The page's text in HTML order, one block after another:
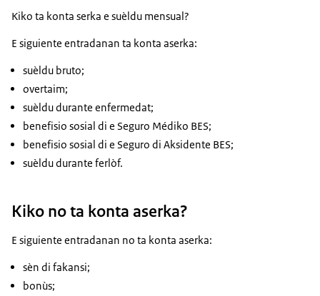
Kiko ta konta serka e suèldu mensual?
E siguiente entradanan ta konta aserka:
suèldu bruto;
overtaim;
suèldu durante enfermedat;
benefisio sosial di e Seguro Médiko BES;
benefisio sosial di e Seguro di Aksidente BES;
suèldu durante ferlòf.
Kiko no ta konta aserka?
E siguiente entradanan no ta konta aserka:
sèn di fakansi;
bonùs;